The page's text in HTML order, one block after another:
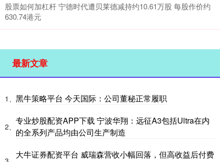
股票如何加杠杆 宁德时代遭贝莱德减持约10.61万股 每股作价约
630.74港元
最新文章
1、 黑牛策略平台 今天国际：公司董秘正常履职
2、
专业炒股配资APP下载 宁波华翔：远征A3包括Ultra在内
的全系列产品均由公司生产制造
大牛证券配资平台 威瑞森营收小幅回落，但高收益后付费